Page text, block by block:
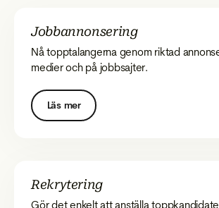
Jobbannonsering
Nå topptalangerna genom riktad
medier och på jobbsajter.
Läs mer
Rekrytering
Gör det enkelt att anställa